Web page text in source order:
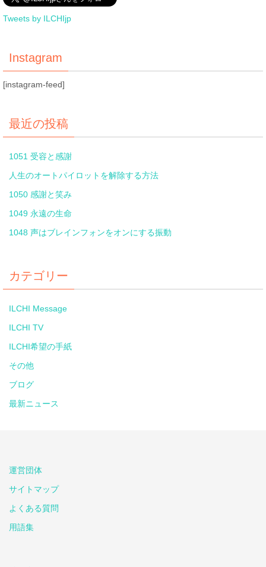
Tweets by ILCHIjp
Instagram
[instagram-feed]
最近の投稿
1051 受容と感謝
人生のオートパイロットを解除する方法
1050 感謝と笑み
1049 永遠の生命
1048 声はブレインフォンをオンにする振動
カテゴリー
ILCHI Message
ILCHI TV
ILCHI希望の手紙
その他
ブログ
最新ニュース
運営団体
サイトマップ
よくある質問
用語集